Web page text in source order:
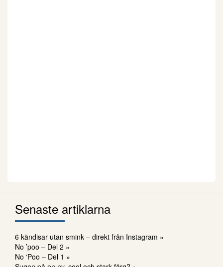
Senaste artiklarna
6 kändisar utan smink – direkt från Instagram »
No ’poo – Del 2 »
No ‘Poo – Del 1 »